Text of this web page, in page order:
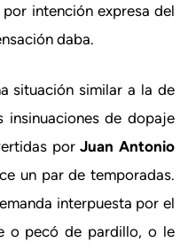
intención expresa del
daba.
situación similar a la de
insinuaciones de dopaje
porJuan Antonio
un par de temporadas.
interpuesta por el
o pecó de pardillo, o le